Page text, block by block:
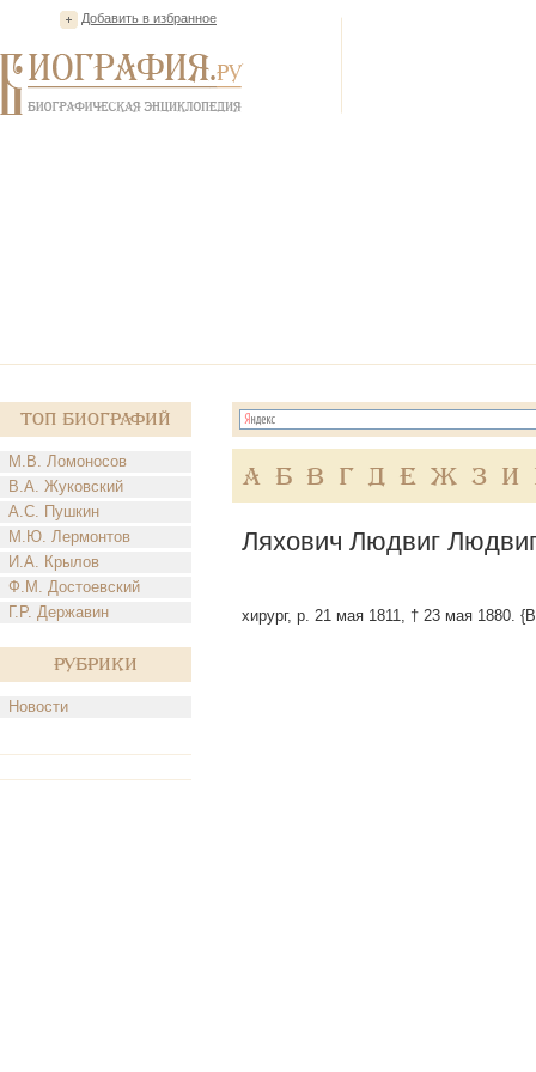
Добавить в избранное
Топ Биографий
М.В. Ломоносов
В.А. Жуковский
А.С. Пушкин
М.Ю. Лермонтов
И.А. Крылов
Ф.М. Достоевский
Г.Р. Державин
Рубрики
Новости
А Б В Г Д Е Ж З И
Ляхович Людвиг
хирург, р. 21 мая 1811, † 23 мая 1880.